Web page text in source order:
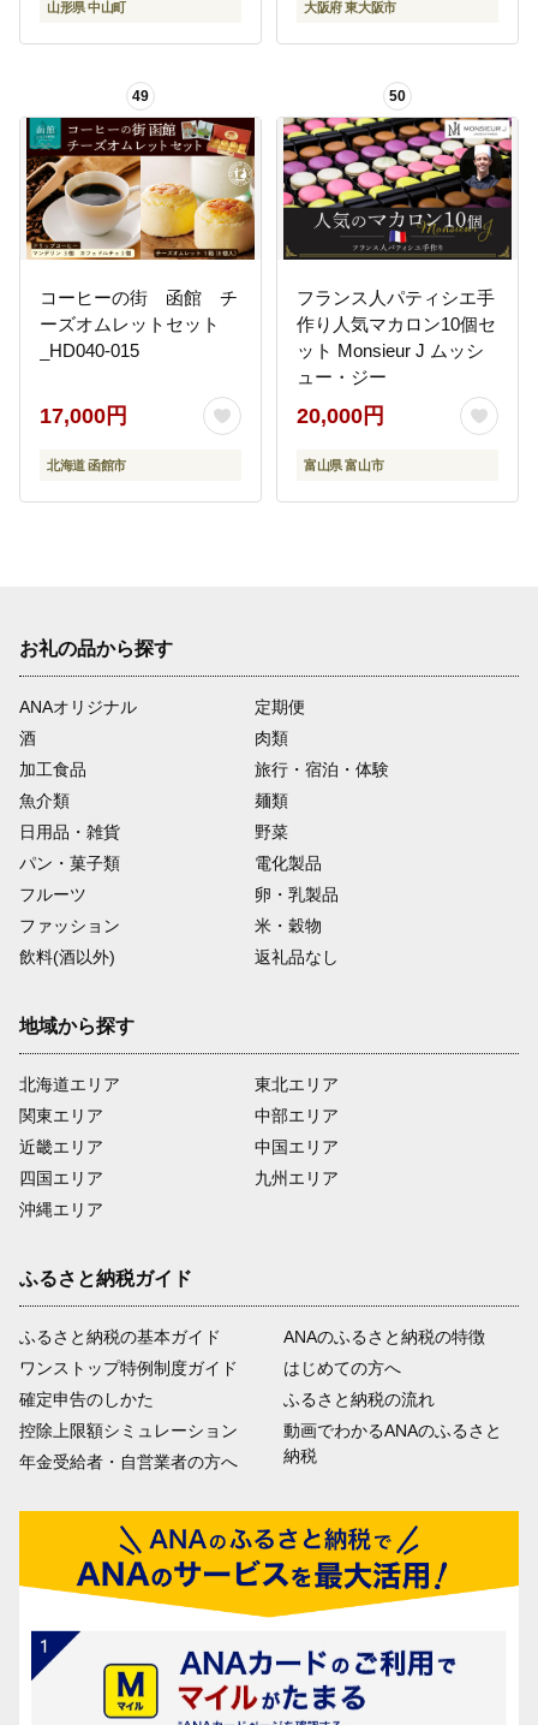
山形県 中山町 大阪府 東大阪市
49
コーヒーの街 函館 チ
ーズオムレットセット
_HD040-015
17,000円
北海道 函館市
50
フランス人パティシエ手
作り人気マカロン10個セ
ット Monsieur J ムッシ
ュー・ジー
20,000円
富山県 富山市
お礼の品から探す
ANAオリジナル
定期便
酒
肉類
加工食品
旅行・宿泊・体験
魚介類
麺類
日用品・雑貨
野菜
パン・菓子類
電化製品
フルーツ
卵・乳製品
ファッション
米・穀物
飲料(酒以外)
返礼品なし
地域から探す
北海道エリア
関東エリア
近畿エリア
四国エリア
沖縄エリア
東北エリア
中部エリア
中国エリア
九州エリア
ふるさと納税ガイド
ふるさと納税の基本ガイド
ワンストップ特例制度ガイド
確定申告のしかた
控除上限額シミュレーション
年金受給者・自営業者の方へ
ANAのふるさと納税の特徴
はじめての方へ
ふるさと納税の流れ
動画でわかるANAのふるさと
納税